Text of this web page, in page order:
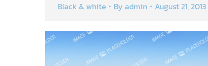
Black & white By admin August 21, 2013